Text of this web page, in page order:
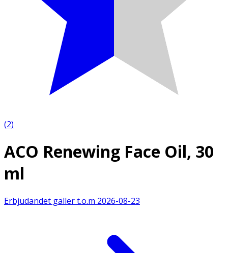
(2)
ACO Renewing Face Oil, 30
ml
Erbjudandet gäller t.o.m 2026-08-23